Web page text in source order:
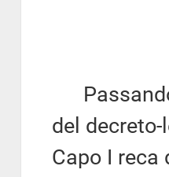
del
Capo I